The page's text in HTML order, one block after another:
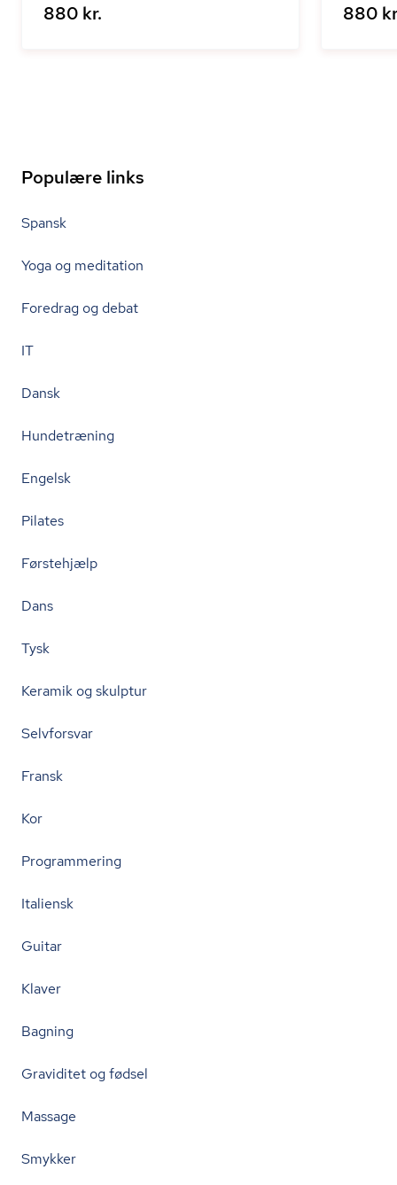
880 kr. 880
Populære links
Spansk
Yoga og meditation
Foredrag og debat
IT
Dansk
Hundetræning
Engelsk
Pilates
Førstehjælp
Dans
Tysk
Keramik og skulptur
Selvforsvar
Fransk
Kor
Programmering
Italiensk
Guitar
Klaver
Bagning
Graviditet og fødsel
Massage
Smykker